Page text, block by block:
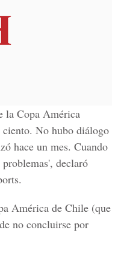
la Copa América
ciento. No hubo diálogo
hace un mes. Cuando
declaró
América de Chile (que
no concluirse por